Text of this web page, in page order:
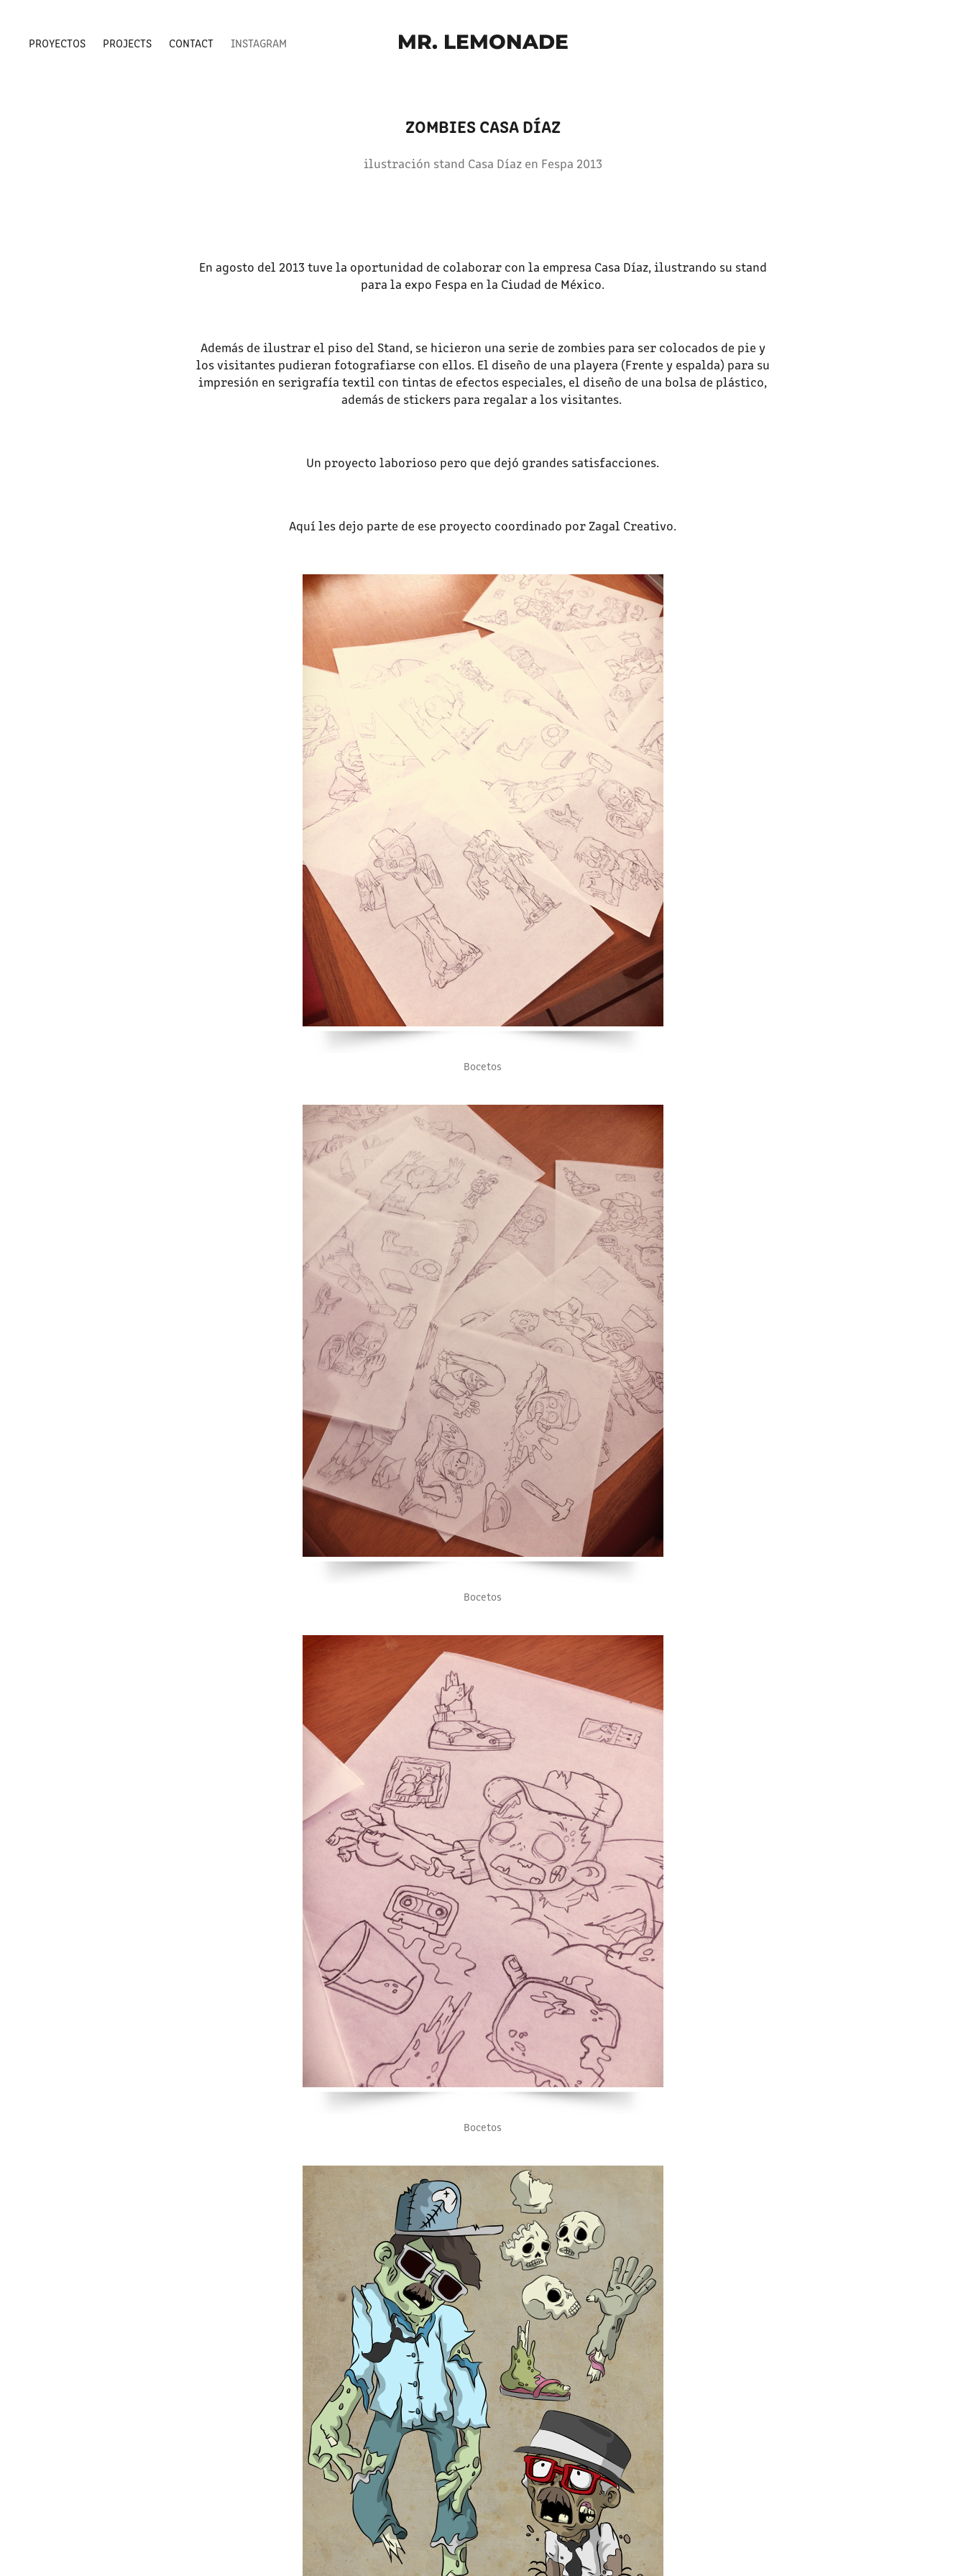
PROYECTOS PROJECTS CONTACT INSTAGRAM MR. LEMONADE
ZOMBIES CASA DÍAZ
ilustración stand Casa Díaz en Fespa 2013
En agosto del 2013 tuve la oportunidad de colaborar con la empresa Casa Díaz, ilustrando su stand
para la expo Fespa en la Ciudad de México.
Además de ilustrar el piso del Stand, se hicieron una serie de zombies para ser colocados de pie y
los visitantes pudieran fotografiarse con ellos. El diseño de una playera (Frente y espalda) para su
impresión en serigrafía textil con tintas de efectos especiales, el diseño de una bolsa de plástico,
además de stickers para regalar a los visitantes.
Un proyecto laborioso pero que dejó grandes satisfacciones.
Aquí les dejo parte de ese proyecto coordinado por Zagal Creativo.
Bocetos
Bocetos
Bocetos